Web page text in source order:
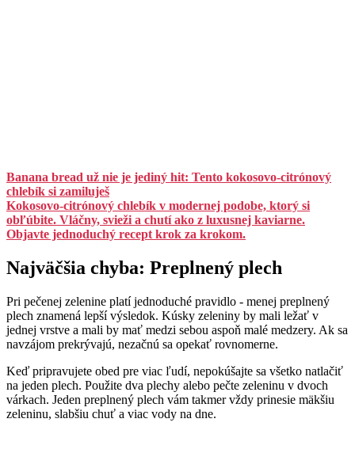
Banana bread už nie je jediný hit: Tento kokosovo-citrónový
chlebík si zamiluješ
Kokosovo-citrónový chlebík v modernej podobe, ktorý si
obľúbite. Vláčny, svieži a chutí ako z luxusnej kaviarne.
Objavte jednoduchý recept krok za krokom.
Najväčšia chyba: Preplnený plech
Pri pečenej zelenine platí jednoduché pravidlo - menej preplnený
plech znamená lepší výsledok. Kúsky zeleniny by mali ležať v
jednej vrstve a mali by mať medzi sebou aspoň malé medzery. Ak sa
navzájom prekrývajú, nezačnú sa opekať rovnomerne.
Keď pripravujete obed pre viac ľudí, nepokúšajte sa všetko natlačiť
na jeden plech. Použite dva plechy alebo pečte zeleninu v dvoch
várkach. Jeden preplnený plech vám takmer vždy prinesie mäkšiu
zeleninu, slabšiu chuť a viac vody na dne.